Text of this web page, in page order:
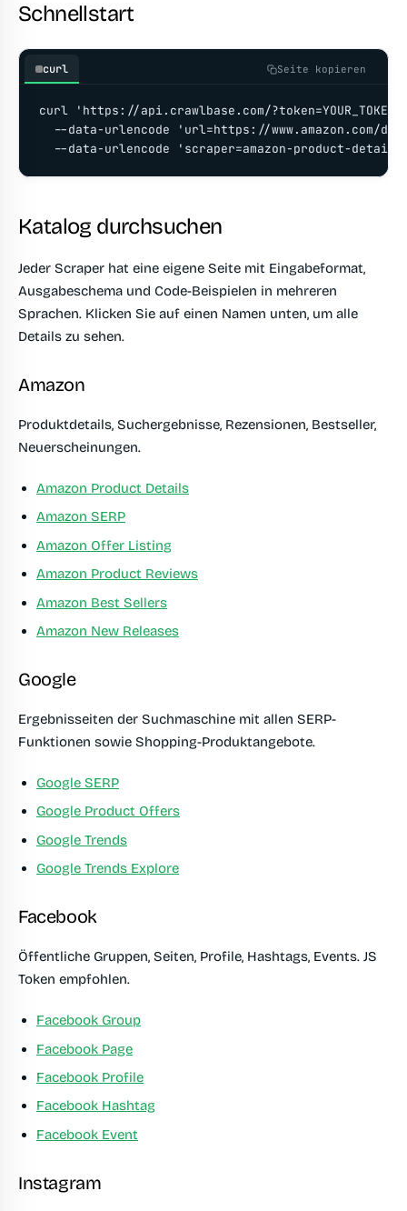
Schnellstart
curl Seite kopieren
curl 'https://api.crawlbase.com/
--data-urlencode 'url=https://www.amazon.com/dp/
--data-urlencode 'scraper=amazon-product-
Katalog durchsuchen
Jeder Scraper hat eine eigene Seite mit Eingabeformat,
Ausgabeschema und Code-Beispielen in mehreren
Sprachen. Klicken Sie auf einen Namen unten, um alle
Details zu sehen.
Amazon
Produktdetails, Suchergebnisse, Rezensionen, Bestseller,
Neuerscheinungen.
Amazon Product Details
Amazon SERP
Amazon Offer Listing
Amazon Product Reviews
Amazon Best Sellers
Amazon New Releases
Google
Ergebnisseiten der Suchmaschine mit allen SERP-
Funktionen sowie Shopping-Produktangebote.
Google SERP
Google Product Offers
Google Trends
Google Trends Explore
Facebook
Öffentliche Gruppen, Seiten, Profile, Hashtags, Events. JS
Token empfohlen.
Facebook Group
Facebook Page
Facebook Profile
Facebook Hashtag
Facebook Event
Instagram